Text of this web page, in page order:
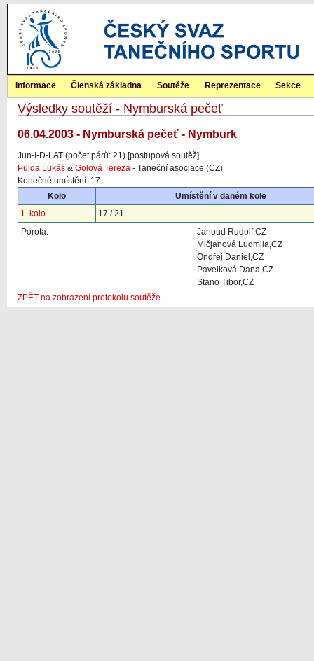
Informace Členská základna Soutěže Reprezentace Sekce
Výsledky soutěží - Nymburská pečeť
06.04.2003 - Nymburská pečeť - Nymburk
Jun-I-D-LAT (počet párů: 21) [postupová soutěž]
Pulda Lukáš & Golová Tereza - Taneční asociace (CZ)
Konečné umístění: 17
Kolo
Umístění v daném kole
1. kolo
17 / 21
Porota:
Janoud Rudolf,CZ
Mičjanová Ludmila,CZ
Ondřej Daniel,CZ
Pavelková Dana,CZ
Stano Tibor,CZ
ZPĚT na zobrazení protokolu soutěže